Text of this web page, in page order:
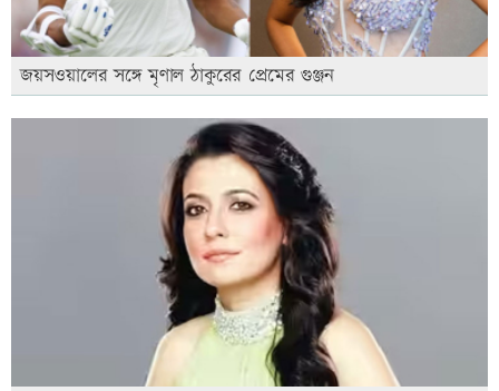
জয়সওয়ালের সঙ্গে মৃণাল ঠাকুরের প্রেমের গুঞ্জন